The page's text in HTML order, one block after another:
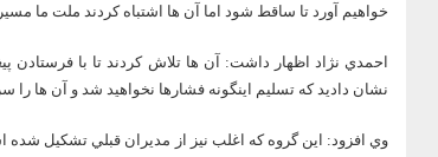
خواهيم آورد تا ساقط شود اما آن ها اشتباه کردند ملت ما
احمدي نژاد اظهار داشت: آن ها تلاش کردند تا با فرستادن
نشان داديد که تسليم اينگونه فشارها نخواهيد شد و آن ها را
وي افزود: اين گروه که اغلب نيز از مديران قبلي تشکيل شده